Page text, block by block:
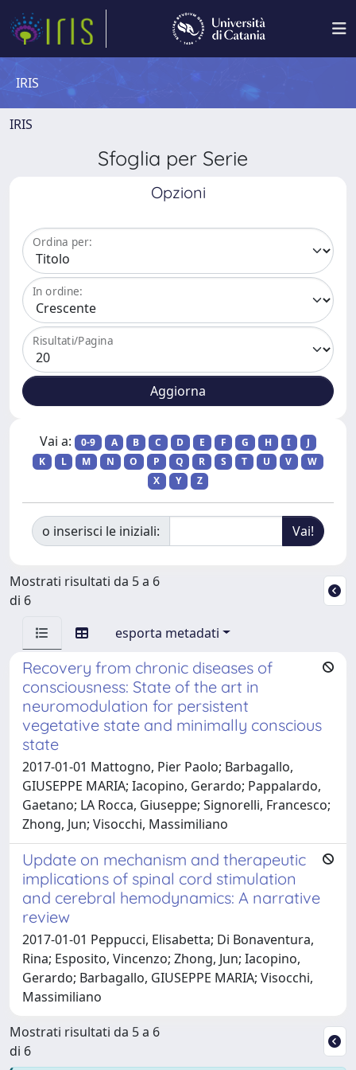
IRIS
IRIS
Sfoglia per Serie
Opzioni
Ordina per:
In ordine:
Risultati/Pagina
Vai a: 0-9 A B C D E F G H I
J
K
L M N O P Q R S T U V
W
X
Y Z
o inserisci le iniziali:
Mostrati risultati da 5 a 6
di 6
esporta metadati
Recovery from chronic diseases of
consciousness: State of the art in
neuromodulation for persistent
vegetative state and minimally conscious
state
2017-01-01 Mattogno, Pier Paolo; Barbagallo,
GIUSEPPE MARIA; Iacopino, Gerardo; Pappalardo,
Gaetano; LA Rocca, Giuseppe; Signorelli, Francesco;
Zhong, Jun; Visocchi, Massimiliano
Update on mechanism and therapeutic
implications of spinal cord stimulation
and cerebral hemodynamics: A narrative
review
2017-01-01 Peppucci, Elisabetta; Di Bonaventura,
Rina; Esposito, Vincenzo; Zhong, Jun; Iacopino,
Gerardo; Barbagallo, GIUSEPPE MARIA; Visocchi,
Massimiliano
Mostrati risultati da 5 a 6
di 6